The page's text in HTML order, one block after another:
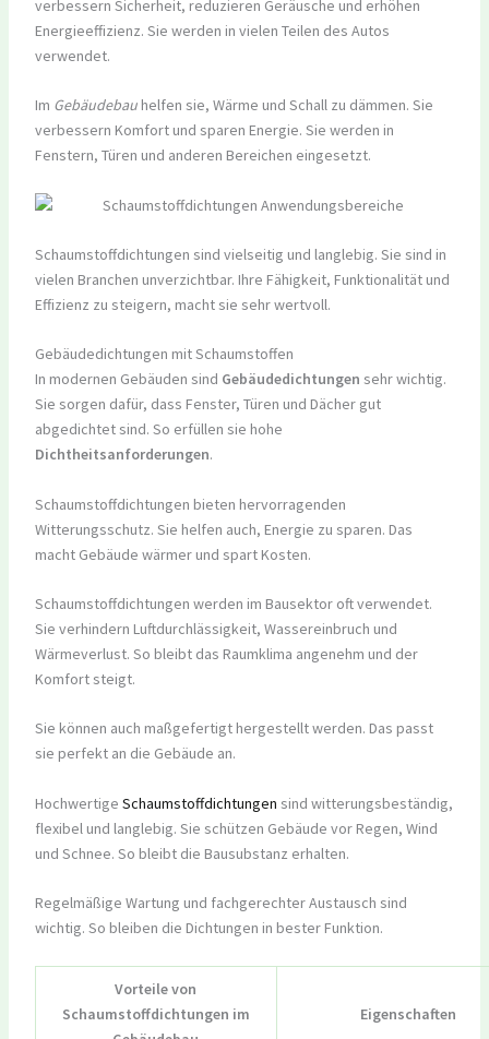
verbessern Sicherheit, reduzieren Geräusche und erhöhen
Energieeffizienz. Sie werden in vielen Teilen des Autos
verwendet.
Im Gebäudebauhelfen sie, Wärme und Schall zu dämmen. Sie
verbessern Komfort und sparen Energie. Sie werden in
Fenstern, Türen und anderen Bereichen eingesetzt.
Schaumstoffdichtungen sind vielseitig und langlebig. Sie sind in
vielen Branchen unverzichtbar. Ihre Fähigkeit, Funktionalität und
Effizienz zu steigern, macht sie sehr wertvoll.
Gebäudedichtungen mit Schaumstoffen
In modernen Gebäuden sind Gebäudedichtungen sehr wichtig.
Sie sorgen dafür, dass Fenster, Türen und Dächer gut
abgedichtet sind. So erfüllen sie hohe
Dichtheitsanforderungen.
Schaumstoffdichtungen bieten hervorragenden
Witterungsschutz. Sie helfen auch, Energie zu sparen. Das
macht Gebäude wärmer und spart Kosten.
Schaumstoffdichtungen werden im Bausektor oft verwendet.
Sie verhindern Luftdurchlässigkeit, Wassereinbruch und
Wärmeverlust. So bleibt das Raumklima angenehm und der
Komfort steigt.
Sie können auch maßgefertigt hergestellt werden. Das passt
sie perfekt an die Gebäude an.
Hochwertige Schaumstoffdichtungen sind witterungsbeständig,
flexibel und langlebig. Sie schützen Gebäude vor Regen, Wind
und Schnee. So bleibt die Bausubstanz erhalten.
Regelmäßige Wartung und fachgerechter Austausch sind
wichtig. So bleiben die Dichtungen in bester Funktion.
Vorteile von
Schaumstoffdichtungen im
Eigenschaften